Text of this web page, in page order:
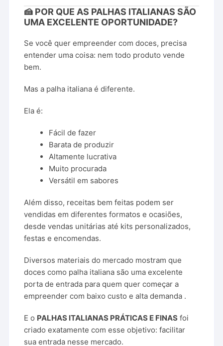
🍰 POR QUE AS PALHAS ITALIANAS SÃO
UMA EXCELENTE OPORTUNIDADE?
Se você quer empreender com doces, precisa
entender uma coisa: nem todo produto vende
bem.
Mas a palha italiana é diferente.
Ela é:
Fácil de fazer
Barata de produzir
Altamente lucrativa
Muito procurada
Versátil em sabores
Além disso, receitas bem feitas podem ser
vendidas em diferentes formatos e ocasiões,
desde vendas unitárias até kits personalizados,
festas e encomendas.
Diversos materiais do mercado mostram que
doces como palha italiana são uma excelente
porta de entrada para quem quer começar a
empreender com baixo custo e alta demanda .
E o PALHAS ITALIANAS PRÁTICAS E FINAS foi
criado exatamente com esse objetivo: facilitar
sua entrada nesse mercado.